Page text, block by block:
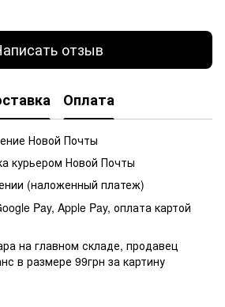
отзыв
Оплата
Новой Почты
курьером Новой Почты
(наложенный платеж)
Pay, Apple Pay, оплата картой
на главном складе, продавец
в размере 99грн за картину